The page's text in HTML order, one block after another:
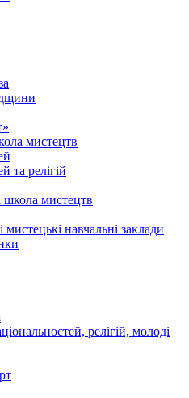
мистецтв
та релігій
школа мистецтв
мистецькі навчальні заклади
релігій, молоді